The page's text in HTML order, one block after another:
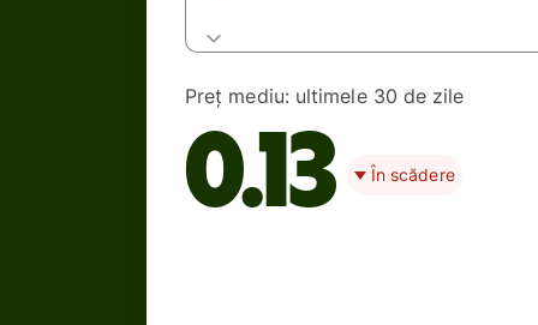
Preț mediu: ultimele 30 de zile
0.13 În scădere